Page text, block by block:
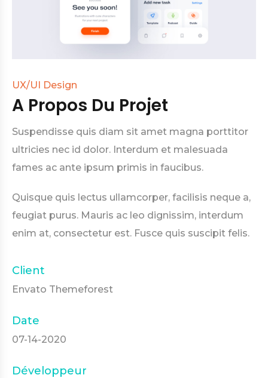
UX/UI Design
A Propos Du Projet
Suspendisse quis diam sit amet magna porttitor
ultricies nec id dolor. Interdum et malesuada
fames ac ante ipsum primis in faucibus.
Quisque quis lectus ullamcorper, facilisis neque a,
feugiat purus. Mauris ac leo dignissim, interdum
enim at, consectetur est. Fusce quis suscipit felis.
Client
Envato Themeforest
Date
07-14-2020
Développeur